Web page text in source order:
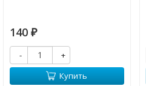
140 ₽
-
+
Купить